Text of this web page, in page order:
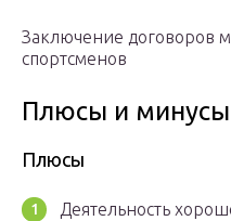
Заключение договоров
спортсменов
Плюсы и
Плюсы
Деятельность